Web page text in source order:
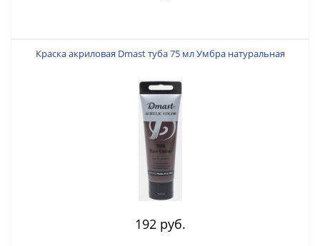
Краска акриловая Dmast туба 75 мл Умбра натуральная
192 руб.